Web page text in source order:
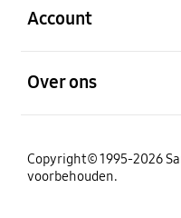
Account
Over ons
Copyright© 1995-2026
voorbehouden.